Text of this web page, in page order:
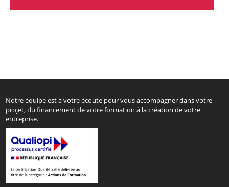
Notre équipe est à votre écoute pour vous accompagner dans votre
projet, du financement de votre formation à la création de votre
entreprise.